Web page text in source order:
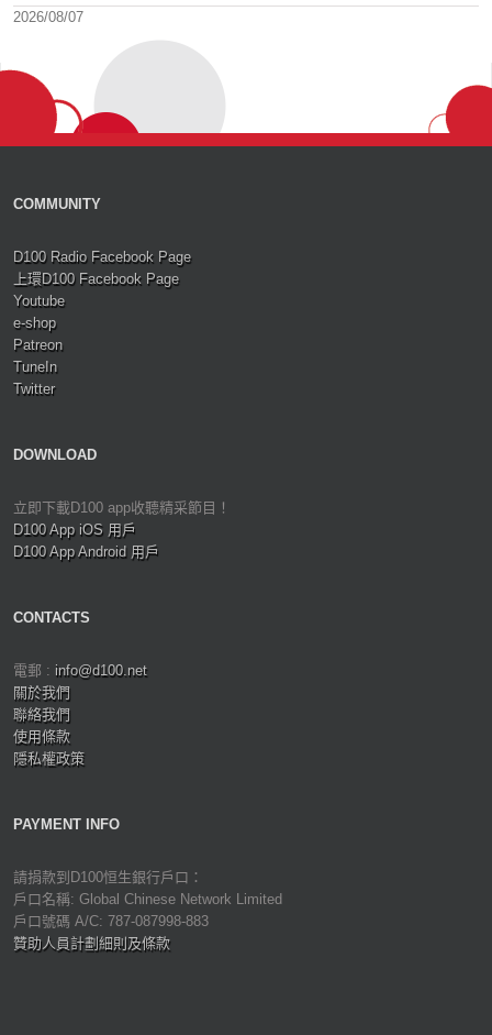
2026/08/07
COMMUNITY
D100 Radio Facebook Page
上環D100 Facebook Page
Youtube
e-shop
Patreon
TuneIn
Twitter
DOWNLOAD
立即下載D100 app收聽精采節目！
D100 App iOS 用戶
D100 App Android 用戶
CONTACTS
電郵 : info@d100.net
關於我們
聯絡我們
使用條款
隱私權政策
PAYMENT INFO
請捐款到D100恒生銀行戶口：
戶口名稱: Global Chinese Network Limited
戶口號碼 A/C: 787-087998-883
贊助人員計劃細則及條款